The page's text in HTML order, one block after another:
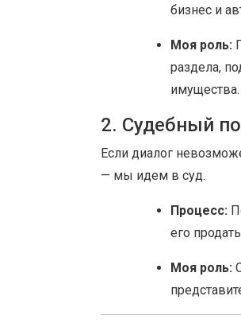
бизнес и
Моя роль:
раздела,
имущества.
2. Судебный
Если диалог
— мы идем в суд.
Процесс:
его
Моя роль: